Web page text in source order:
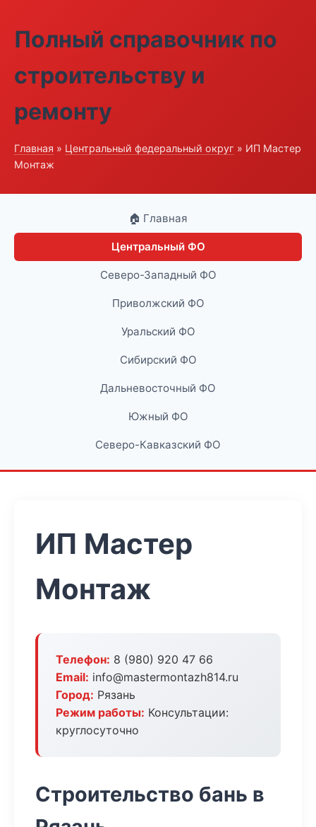
Полный справочник по
строительству и
ремонту
Главная » Центральный федеральный округ » ИП Мастер
Монтаж
🏠 Главная
Центральный ФО
Северо-Западный ФО
Приволжский ФО
Уральский ФО
Сибирский ФО
Дальневосточный ФО
Южный ФО
Северо-Кавказский ФО
ИП Мастер
Монтаж
Телефон: 8 (980) 920 47 66
Email: info@mastermontazh814.ru
Город: Рязань
Режим работы: Консультации:
круглосуточно
Строительство бань в